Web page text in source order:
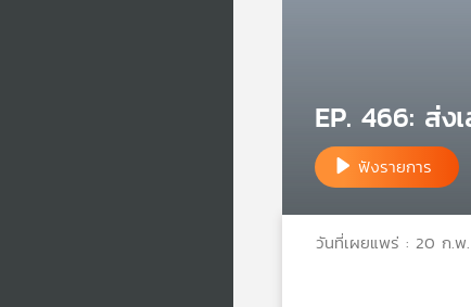
EP. 466: ส่
ฟังรายการ
วันที่เผยแพร่ : 20 ก.พ